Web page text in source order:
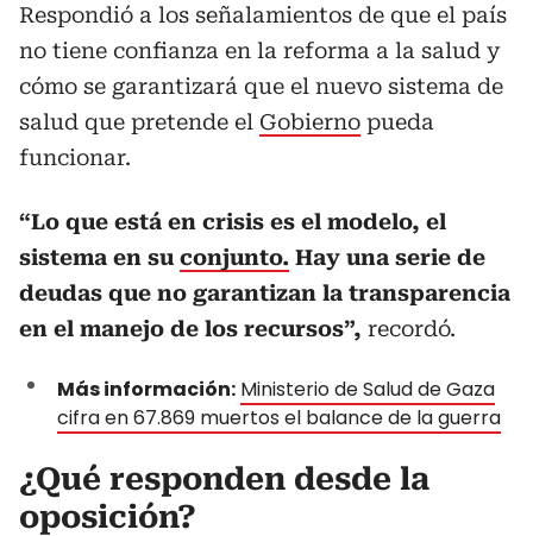
Respondió a los señalamientos de que el país
no tiene confianza en la reforma a la salud y
cómo se garantizará que el nuevo sistema de
salud que pretende el Gobierno pueda
funcionar.
“Lo que está en crisis es el modelo, el
sistema en su conjunto. Hay una serie de
deudas que no garantizan la transparencia
en el manejo de los recursos”, recordó.
Más información: Ministerio de Salud de Gaza
cifra en 67.869 muertos el balance de la guerra
¿Qué responden desde la
oposición?